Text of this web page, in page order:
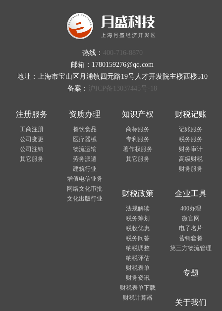
热线： 400-716-8870
邮箱：1780159276@qq.com
地址：上海市宝山区月浦镇四元路19号人才开发院主楼西楼510
备案： 沪ICP备13037445号-18
注册服务
工商注册
公司变更
公司注销
其它服务
资质办理
餐饮食品
医疗器械
物流运输
劳务派遣
建筑行业
增值电信业务
网络文化审批
文化出版行业
知识产权
商标服务
专利服务
著作权服务
其它服务
财税记账
记账服务
税务服务
财务审计
高级财税
财务服务
财税政策
法规解读
税务筹划
税收优惠
税务问答
纳税调整
纳税评估
财税表单
财务资讯
财税表单下载
财税计算器
企业工具
400办理
微官网
电子名片
营销套餐
第三方物流管理
专题
关于我们